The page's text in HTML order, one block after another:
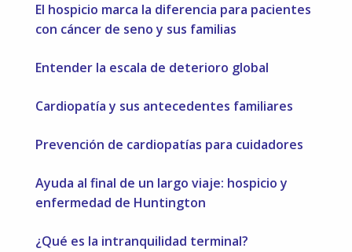
El hospicio marca la diferencia para pacientes
con cáncer de seno y sus familias
Entender la escala de deterioro global
Cardiopatía y sus antecedentes familiares
Prevención de cardiopatías para cuidadores
Ayuda al final de un largo viaje: hospicio y
enfermedad de Huntington
¿Qué es la intranquilidad terminal?